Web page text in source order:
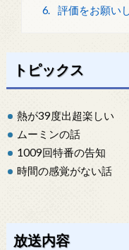
6. 評価をお願い
トピックス
熱が39度出超楽しい
ムーミンの話
1009回特番の告知
時間の感覚がない話
放送内容